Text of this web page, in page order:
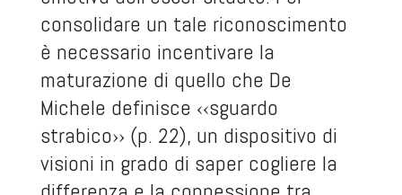
consolidare un tale riconoscimento
è necessario incentivare la
maturazione di quello che De
Michele definisce ‹‹sguardo
strabico›› (p. 22), un dispositivo di
visioni in grado di saper cogliere la